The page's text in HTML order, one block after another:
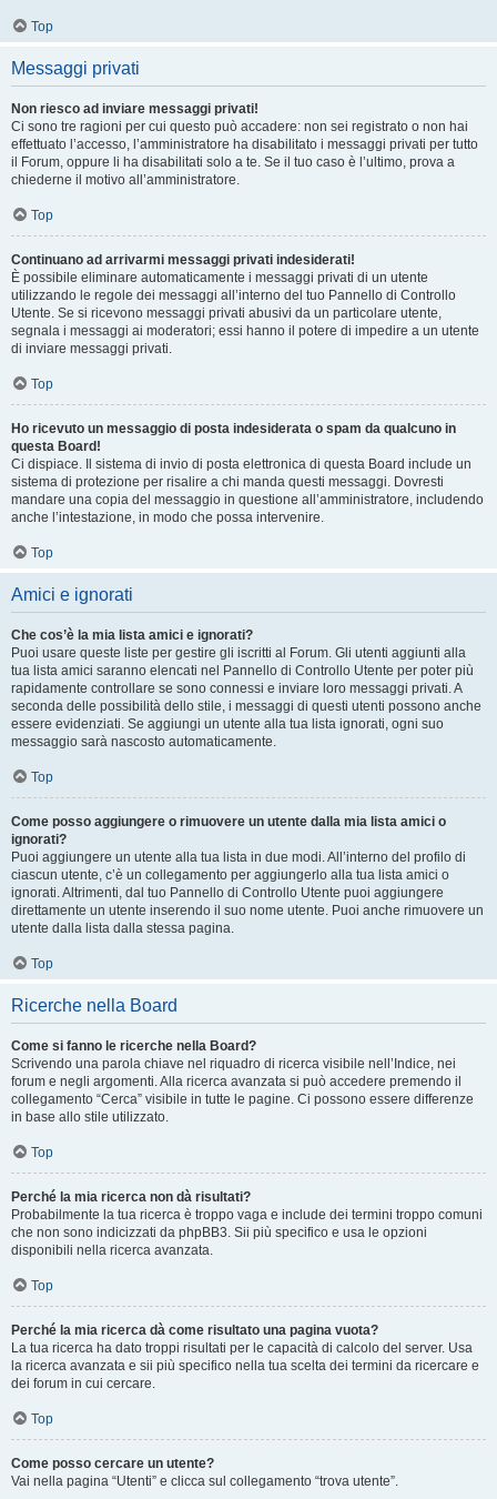
Top
Messaggi privati
Non riesco ad inviare messaggi privati!
Ci sono tre ragioni per cui questo può accadere: non sei registrato o non hai
effettuato l’accesso, l’amministratore ha disabilitato i messaggi privati per tutto
il Forum, oppure li ha disabilitati solo a te. Se il tuo caso è l’ultimo, prova a
chiederne il motivo all’amministratore.
Top
Continuano ad arrivarmi messaggi privati indesiderati!
È possibile eliminare automaticamente i messaggi privati ​​di un utente
utilizzando le regole dei messaggi all’interno del tuo Pannello di Controllo
Utente. Se si ricevono messaggi privati ​​abusivi da un particolare utente,
segnala i messaggi ai moderatori; essi hanno il potere di impedire a un utente
di inviare messaggi privati​​.
Top
Ho ricevuto un messaggio di posta indesiderata o spam da qualcuno in
questa Board!
Ci dispiace. Il sistema di invio di posta elettronica di questa Board include un
sistema di protezione per risalire a chi manda questi messaggi. Dovresti
mandare una copia del messaggio in questione all’amministratore, includendo
anche l’intestazione, in modo che possa intervenire.
Top
Amici e ignorati
Che cos’è la mia lista amici e ignorati?
Puoi usare queste liste per gestire gli iscritti al Forum. Gli utenti aggiunti alla
tua lista amici saranno elencati nel Pannello di Controllo Utente per poter più
rapidamente controllare se sono connessi e inviare loro messaggi privati. A
seconda delle possibilità dello stile, i messaggi di questi utenti possono anche
essere evidenziati. Se aggiungi un utente alla tua lista ignorati, ogni suo
messaggio sarà nascosto automaticamente.
Top
Come posso aggiungere o rimuovere un utente dalla mia lista amici o
ignorati?
Puoi aggiungere un utente alla tua lista in due modi. All’interno del profilo di
ciascun utente, c’è un collegamento per aggiungerlo alla tua lista amici o
ignorati. Altrimenti, dal tuo Pannello di Controllo Utente puoi aggiungere
direttamente un utente inserendo il suo nome utente. Puoi anche rimuovere un
utente dalla lista dalla stessa pagina.
Top
Ricerche nella Board
Come si fanno le ricerche nella Board?
Scrivendo una parola chiave nel riquadro di ricerca visibile nell’Indice, nei
forum e negli argomenti. Alla ricerca avanzata si può accedere premendo il
collegamento “Cerca” visibile in tutte le pagine. Ci possono essere differenze
in base allo stile utilizzato.
Top
Perché la mia ricerca non dà risultati?
Probabilmente la tua ricerca è troppo vaga e include dei termini troppo comuni
che non sono indicizzati da phpBB3. Sii più specifico e usa le opzioni
disponibili nella ricerca avanzata.
Top
Perché la mia ricerca dà come risultato una pagina vuota?
La tua ricerca ha dato troppi risultati per le capacità di calcolo del server. Usa
la ricerca avanzata e sii più specifico nella tua scelta dei termini da ricercare e
dei forum in cui cercare.
Top
Come posso cercare un utente?
Vai nella pagina “Utenti” e clicca sul collegamento “trova utente”.